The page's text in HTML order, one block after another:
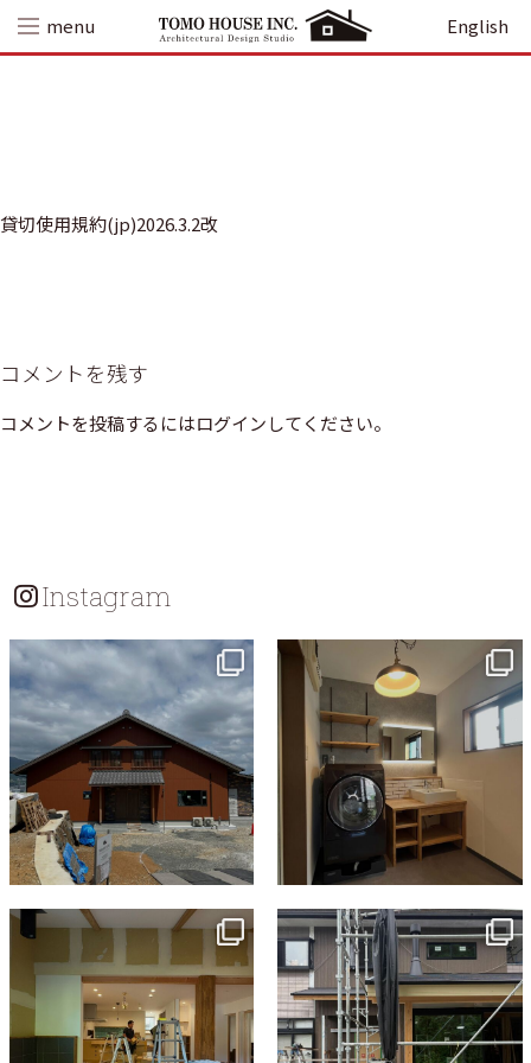
content
menu English
貸切使用規約(jp)2026.3.2改
コメントを残す
コメントを投稿するにはログインしてください。
Instagram
tomohouseinc
tomohouseinc
7月 13
tomohouseinc
tomohouseinc
6月 3